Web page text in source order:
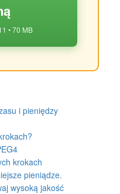
• 70 MB
i pieniędzy
krokach
pieniądze.
wysoką jakość